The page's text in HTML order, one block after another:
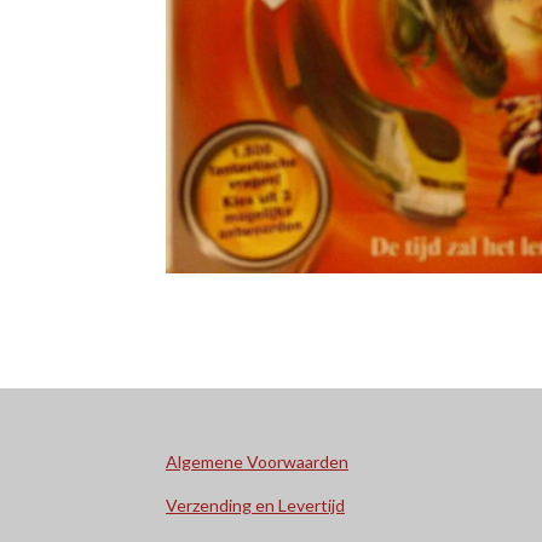
Algemene Voorwaarden
Verzending en Levertijd